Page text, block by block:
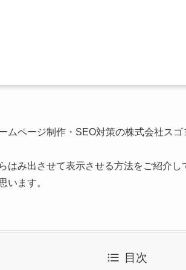
ムページ制作・SEO対策の株式会社スゴ
はみ出させて表示させる方法をご紹介し
います。
目次